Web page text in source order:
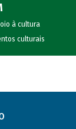
à cultura
culturais